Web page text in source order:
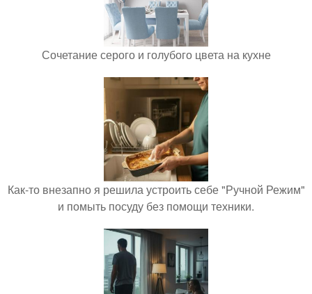
Сочетание серого и голубого цвета на кухне
Как-то внезапно я решила устроить себе "Ручной Режим"
и помыть посуду без помощи техники.